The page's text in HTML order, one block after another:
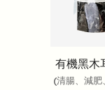
有機黑木
(清腸、減肥